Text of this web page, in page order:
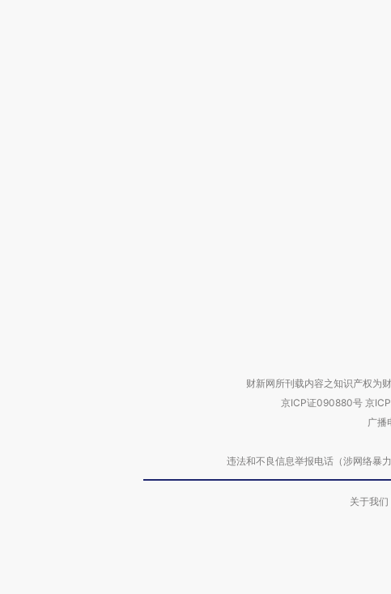
财新网所刊载内容之知识产权为
京ICP证090880号 京
广播
违法和不良信息举报电话（涉网络
关于我们